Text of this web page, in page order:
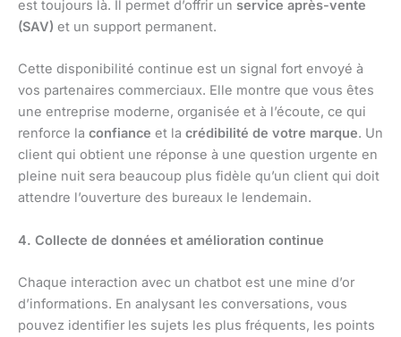
est toujours là. Il permet d’offrir un service après-vente
(SAV) et un support permanent.
Cette disponibilité continue est un signal fort envoyé à
vos partenaires commerciaux. Elle montre que vous êtes
une entreprise moderne, organisée et à l’écoute, ce qui
renforce la confiance et la crédibilité de votre marque. Un
client qui obtient une réponse à une question urgente en
pleine nuit sera beaucoup plus fidèle qu’un client qui doit
attendre l’ouverture des bureaux le lendemain.
4. Collecte de données et amélioration continue
Chaque interaction avec un chatbot est une mine d’or
d’informations. En analysant les conversations, vous
pouvez identifier les sujets les plus fréquents, les points